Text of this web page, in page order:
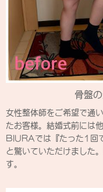
骨盤
女性整体師をご希望で通
たお客様。結婚式前には
BIURAでは『たった1回
と驚いていただけました
す。